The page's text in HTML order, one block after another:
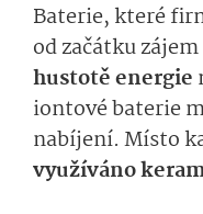
Baterie, které
od začátku
hustotě energie
iontové baterie
nabíjení. Místo
využíváno